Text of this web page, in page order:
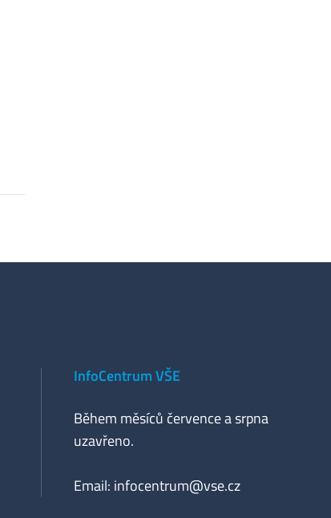
InfoCentrum VŠE
Během měsíců července a srpna
uzavřeno.
Email: infocentrum@vse.cz